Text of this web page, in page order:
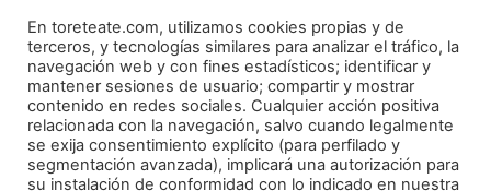
Toreteate Ⓒ 2023. Todos los derechos reservados
Diseñado porWelow Marketing
Prohibida la reproducción y utilización total o parcial, por cualquier medio, sin autorización
expresa por escrito.
En toreteate.com, utilizamos cookies propias y de
terceros, y tecnologías similares para analizar el tráfico, la
navegación web y con fines estadísticos; identificar y
mantener sesiones de usuario; compartir y mostrar
contenido en redes sociales. Cualquier acción positiva
relacionada con la navegación, salvo cuando legalmente
se exija consentimiento explícito (para perfilado y
segmentación avanzada), implicará una autorización para
su instalación de conformidad con lo indicado en nuestra